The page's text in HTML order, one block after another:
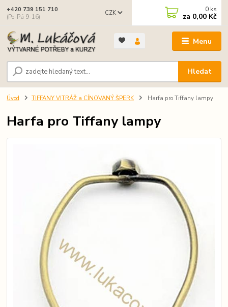
Menu
CZK
Hledat
+420 739 151 710
(Po-Pá 9-16)
0 ks
za 0,00 Kč
Úvod TIFFANY VITRÁŽ a CÍNOVANÝ ŠPERK Harfa pro Tiffany lampy
Harfa pro Tiffany lampy